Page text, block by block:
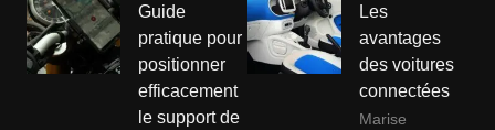
Guide
pratique pour
positionner
efficacement
le support de
Les
avantages
des voitures
connectées
Marise